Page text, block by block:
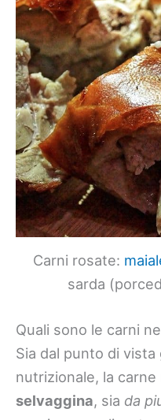
Carni rosate:
sarda
Quali sono le carni
Sia dal punto di
nutrizionale, la carne
selvaggina, sia da